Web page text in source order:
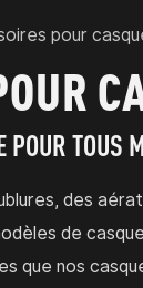
pour
TOUS
des
de
que nos